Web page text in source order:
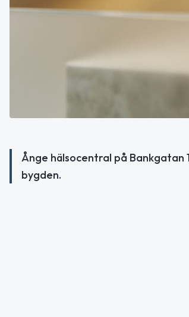
Ånge hälsocentral på
bygden.